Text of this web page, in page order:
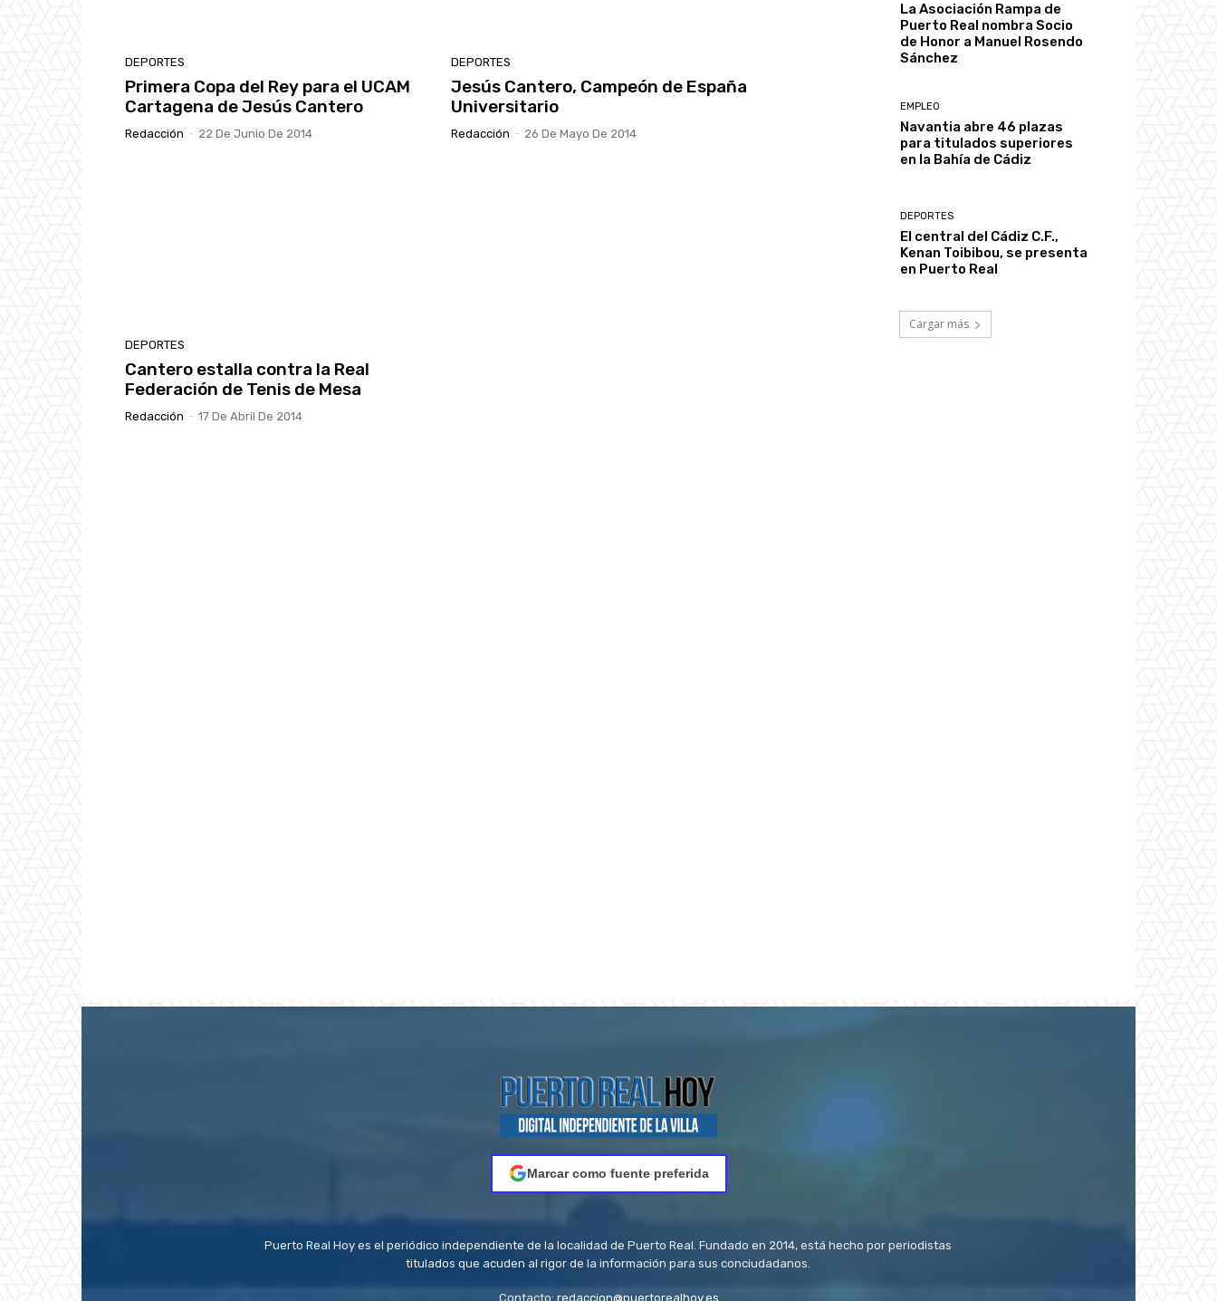
DEPORTES
Primera Copa del Rey para el UCAM
Cartagena de Jesús Cantero
Redacción - 22 De Junio De 2014
DEPORTES
Jesús Cantero, Campeón de España
Universitario
Redacción - 26 De Mayo De 2014
DEPORTES
Cantero estalla contra la Real
Federación de Tenis de Mesa
Redacción - 17 De Abril De 2014
La Asociación Rampa de
Puerto Real nombra Socio
de Honor a Manuel Rosendo
Sánchez
EMPLEO
Navantia abre 46 plazas
para titulados superiores
en la Bahía de Cádiz
DEPORTES
El central del Cádiz C.F.,
Kenan Toibibou, se presenta
en Puerto Real
Cargar más
Marcar como fuente preferida
Puerto Real Hoy es el periódico independiente de la localidad de Puerto Real. Fundado en 2014, está hecho por periodistas
titulados que acuden al rigor de la información para sus conciudadanos.
Contacto: redaccion@puertorealhoy.es